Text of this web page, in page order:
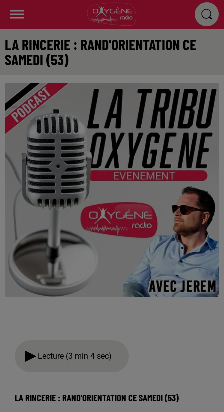
LA RINCERIE : RAND'ORIENTATION CE
SAMEDI (53)
Lecture (3 min 4 sec)
LA RINCERIE : RAND'ORIENTATION CE SAMEDI (53)